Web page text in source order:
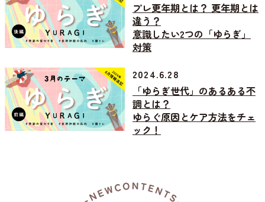
プレ更年期とは？ 更年期とは
違う？
意識したい2つの「ゆらぎ」
対策
2024.6.28
「ゆらぎ世代」のあるある不
調とは？
ゆらぐ原因とケア方法をチェ
ック！